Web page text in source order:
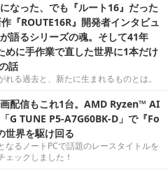
なった、でも『ルート16』だった
『ROUTE16R』開発者インタビュ
語るシリーズの魂。そして41年
めに手作業で直した世界に1本だけ
話
る過去と、新たに生まれるものとは。
配信もこれ1台。AMD Ryzen™ AI
G TUNE P5-A7G60BK-D」で『Fo
界を駆け回る
なるノートPCで話題のレースタイトルを
ェックしました！